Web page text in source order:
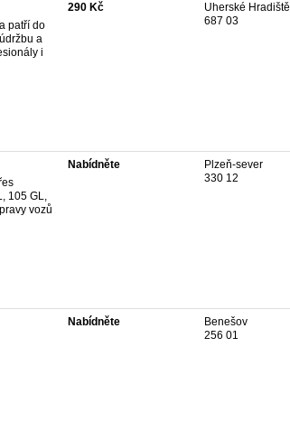
patří do
a
i
290 Kč
Uherské Hradiště
687 03
105 GL,
vozů
Nabídněte
Plzeň-sever
330 12
Nabídněte
Benešov
256 01